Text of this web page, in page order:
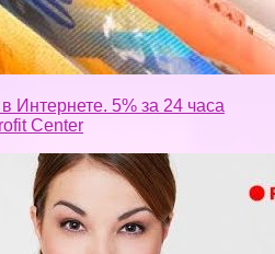
Интернете. 5% за 24 часа
Center